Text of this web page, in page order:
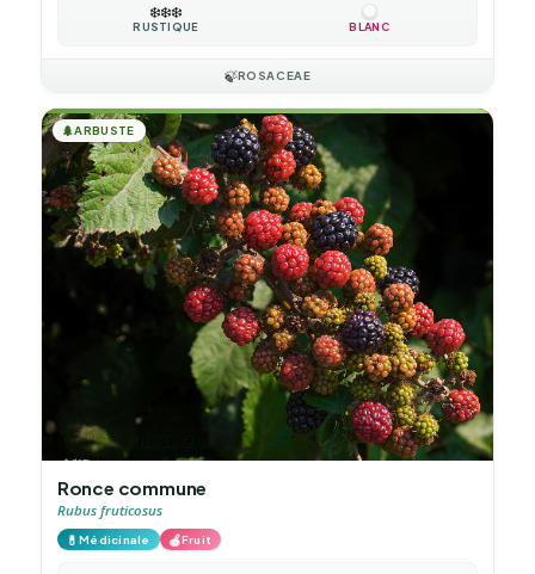
❄️❄️❄️
RUSTIQUE BLANC
🍃ROSACEAE
🌲ARBUSTE
Ronce commune
Rubus fruticosus
💊Médicinale 🍎Fruit